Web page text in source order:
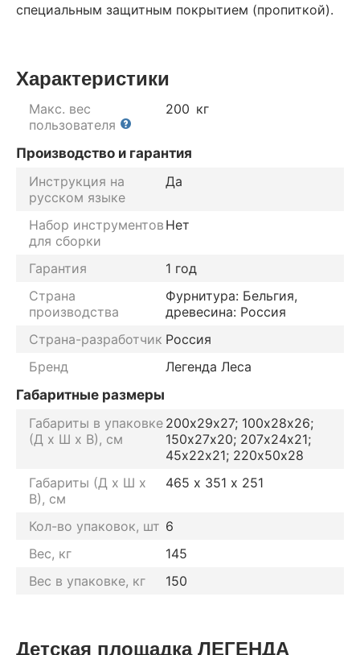
специальным защитным покрытием (пропиткой).
Характеристики
Макс. вес
пользователя
200 кг
Производство и гарантия
Инструкция на
русском языке
Да
Набор инструментов
для сборки
Нет
Гарантия
1 год
Страна
производства
Фурнитура: Бельгия,
древесина: Россия
Страна-разработчик Россия
Бренд
Легенда Леса
Габаритные размеры
Габариты в упаковке
(Д х Ш х В), см
200х29х27; 100х28х26;
150х27х20; 207х24х21;
45х22х21; 220х50х28
Габариты (Д х Ш х
В), см
465 х 351 х 251
Кол-во упаковок, шт 6
Вес, кг
145
Вес в упаковке, кг
150
Детская площадка ЛЕГЕНДА